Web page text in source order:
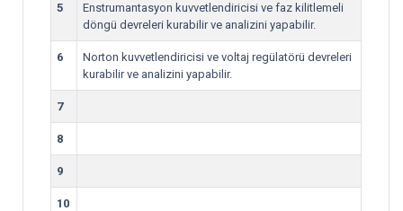
5
Enstrumantasyon kuvvetlendiricisi ve faz kilitlemeli
döngü devreleri kurabilir ve analizini yapabilir.
6
Norton kuvvetlendiricisi ve voltaj regülatörü devreleri
kurabilir ve analizini yapabilir.
7
8
9
10